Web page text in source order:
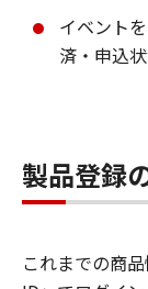
イベント
済・申込
製品登録
これまでの商